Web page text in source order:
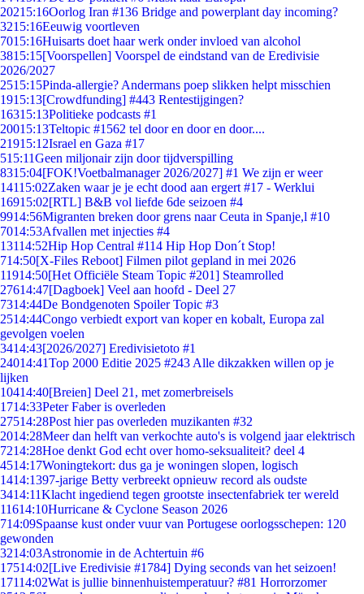
20215:16Oorlog Iran #136 Bridge and powerplant day incoming?
3215:16Eeuwig voortleven
7015:16Huisarts doet haar werk onder invloed van alcohol
3815:15[Voorspellen] Voorspel de eindstand van de Eredivisie
2026/2027
2515:15Pinda-allergie? Andermans poep slikken helpt misschien
1915:13[Crowdfunding] #443 Rentestijgingen?
16315:13Politieke podcasts #1
20015:13Teltopic #1562 tel door en door en door....
21915:12Israel en Gaza #17
515:11Geen miljonair zijn door tijdverspilling
8315:04[FOK!Voetbalmanager 2026/2027] #1 We zijn er weer
14115:02Zaken waar je je echt dood aan ergert #17 - Werklui
16915:02[RTL] B&B vol liefde 6de seizoen #4
9914:56Migranten breken door grens naar Ceuta in Spanje,l #10
7014:53Afvallen met injecties #4
13114:52Hip Hop Central #114 Hip Hop Don´t Stop!
714:50[X-Files Reboot] Filmen pilot gepland in mei 2026
11914:50[Het Officiële Steam Topic #201] Steamrolled
27614:47[Dagboek] Veel aan hoofd - Deel 27
7314:44De Bondgenoten Spoiler Topic #3
2514:44Congo verbiedt export van koper en kobalt, Europa zal
gevolgen voelen
3414:43[2026/2027] Eredivisietoto #1
24014:41Top 2000 Editie 2025 #243 Alle dikzakken willen op je
lijken
10414:40[Breien] Deel 21, met zomerbreisels
1714:33Peter Faber is overleden
27514:28Post hier pas overleden muzikanten #32
2014:28Meer dan helft van verkochte auto's is volgend jaar elektrisch
7214:28Hoe denkt God echt over homo-seksualiteit? deel 4
4514:17Woningtekort: dus ga je woningen slopen, logisch
1414:1397-jarige Betty verbreekt opnieuw record als oudste
3414:11Klacht ingediend tegen grootste insectenfabriek ter wereld
11614:10Hurricane & Cyclone Season 2026
714:09Spaanse kust onder vuur van Portugese oorlogsschepen: 120
gewonden
3214:03Astronomie in de Achtertuin #6
17514:02[Live Eredivisie #1784] Dying seconds van het seizoen!
17114:02Wat is jullie binnenhuistemperatuur? #81 Horrorzomer